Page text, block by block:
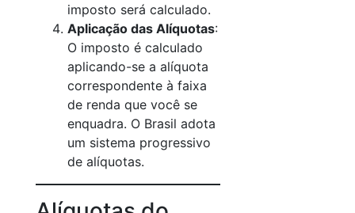
imposto será calculado.
Aplicação das Alíquotas:
O imposto é calculado
aplicando-se a alíquota
correspondente à faixa
de renda que você se
enquadra. O Brasil adota
um sistema progressivo
de alíquotas.